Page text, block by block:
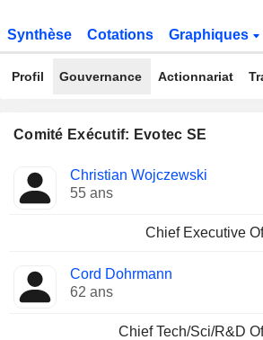
Synthèse Cotations Graphiques
Profil Gouvernance Actionnariat
Comité Exécutif: Evotec SE
Dirigeant
Fonctions
occupées
Christian Wojczewski
55 ans
Chief Executive
Cord Dohrmann
62 ans
Chief Tech/Sci/R&D